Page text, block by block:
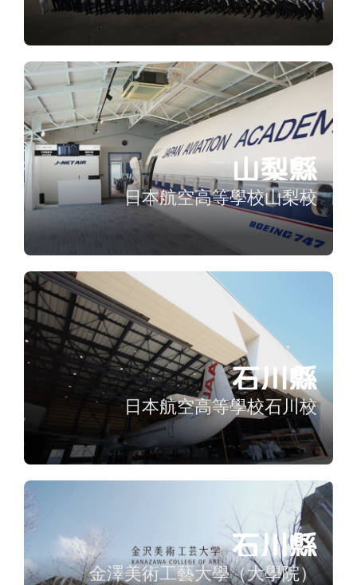
山梨縣
日本航空高等學校山梨校
石川縣
日本航空高等學校石川校
石川縣
金澤美術工藝大學（大學院）